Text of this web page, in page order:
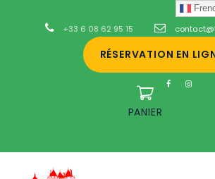
+33 6 08 62 95 15
RÉSERVATION EN
PANIER